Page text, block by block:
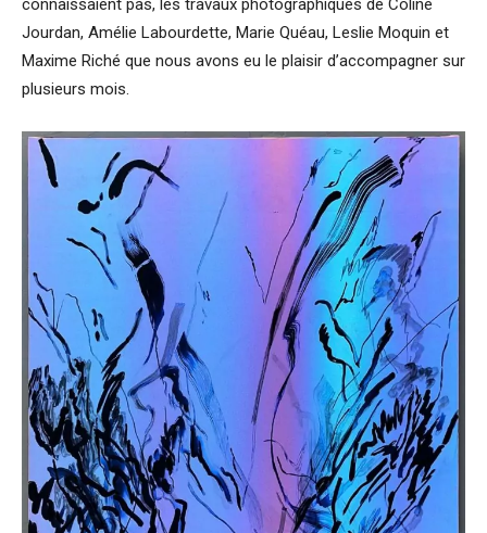
connaissaient pas, les travaux photographiques de Coline
Jourdan, Amélie Labourdette, Marie Quéau, Leslie Moquin et
Maxime Riché que nous avons eu le plaisir d’accompagner sur
plusieurs mois.